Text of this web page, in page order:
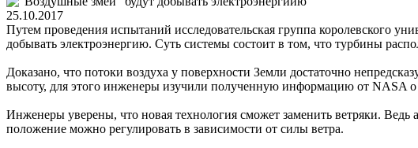
25.10.2017
Путем проведения испытаний исследовательская группа королевского
добывать электроэнергию. Суть системы состоит в том, что турбины
Доказано, что потоки воздуха у поверхности Земли достаточно
высоту, для этого инженеры изучили полученную информацию от NASA
Инженеры уверены, что новая технология сможет заменить ветряки. Ведь
положение можно регулировать в зависимости от силы ветра.